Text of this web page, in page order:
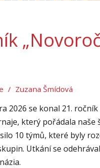
/ Zuzana Šmídová
2026 se konal 21.
který pořádala naše
10 týmů, které byly
Utkání se